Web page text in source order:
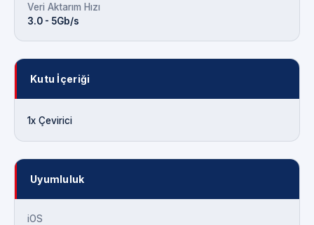
Veri Aktarım Hızı
3.0 - 5Gb/s
Kutu İçeriği
1x Çevirici
Uyumluluk
iOS